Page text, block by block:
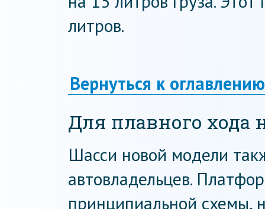
литров.
Вернуться к оглавлению
Для плавного
Шасси новой модели
автовладельцев.
принципиальной схемы,